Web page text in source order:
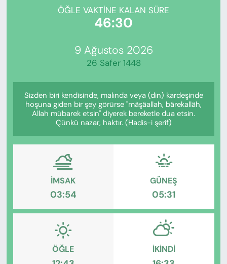
ÖĞLE VAKTINE KALAN SÜRE
46:30
9 Ağustos 2026
26 Safer 1448
Sizden biri kendisinde, malında veya (din) kardeşinde
hoşuna giden bir şey görürse "mâşâallah, bârekallâh,
Allah mübarek etsin" diyerek bereketle dua etsin.
Çünkü nazar, haktır. (Hadis-i şerif)
İMSAK
03:54
GÜNEŞ
05:31
ÖĞLE İKINDI
GAZETECİLİĞİNİ GELİŞTİRMEK
EĞİTİM
KADIN
SAĞLIK
KÜLTÜR-SANAT
MAGAZİN
ÖZEL HABER
Süper Lig Puan Durumu ve Fikstür
Tüm Manşetler
Haber Arşivi